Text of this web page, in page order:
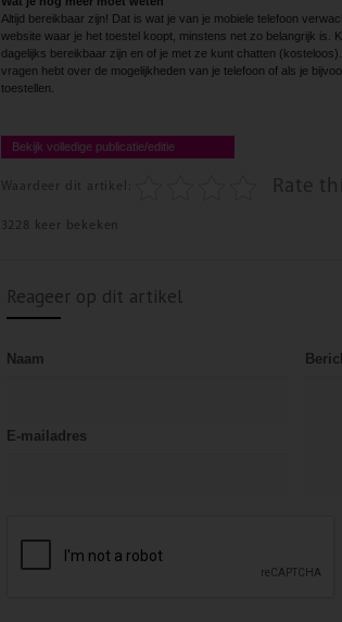
Altijd bereikbaar zijn! Dat is wat je van je mobiele telefoon
website waar je het toestel koopt, minstens net zo belangrijk is.
dagelijks bereikbaar zijn en of je met ze kunt chatten
vragen hebt over de mogelijkheden van je telefoon of als je
toestellen.
Bekijk volledige publicatie/editie
Waardeer dit artikel: Rate
3228 keer bekeken
Reageer op dit artikel
Naam
E-mailadres